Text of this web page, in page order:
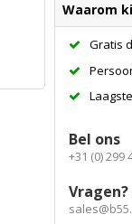
Waarom
Gratis
Bel ons
+31 (0) 299